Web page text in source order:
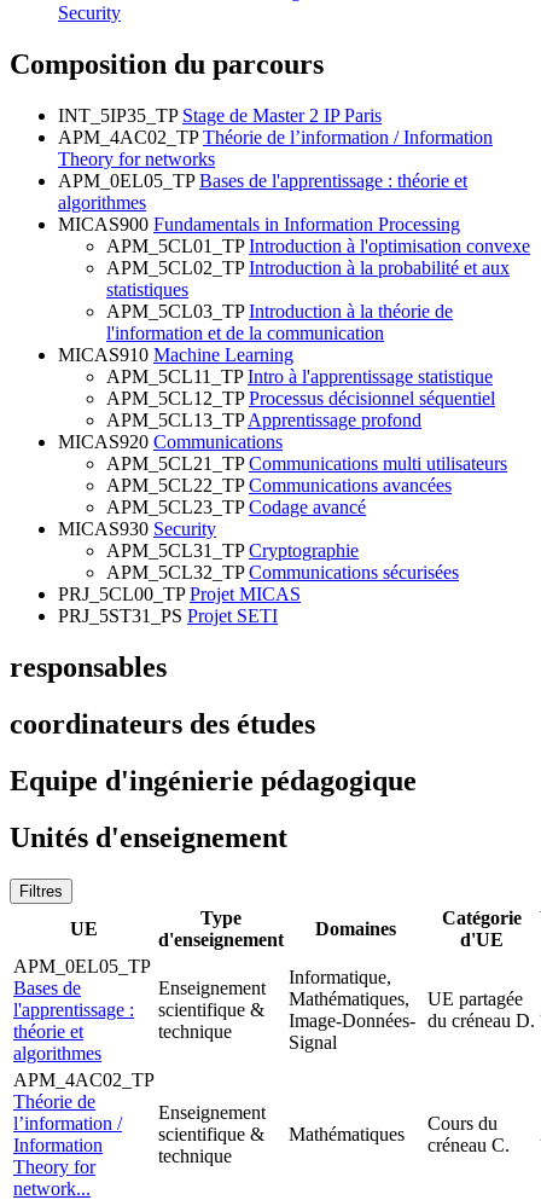
Security
Composition du parcours
INT_5IP35_TP Stage de Master 2 IP Paris
APM_4AC02_TP Théorie de l’information / Information
Theory for networks
APM_0EL05_TP Bases de l'apprentissage : théorie et
algorithmes
MICAS900 Fundamentals in Information Processing
APM_5CL01_TP Introduction à l'optimisation convexe
APM_5CL02_TP Introduction à la probabilité et aux
statistiques
APM_5CL03_TP Introduction à la théorie de
l'information et de la communication
MICAS910 Machine Learning
APM_5CL11_TP Intro à l'apprentissage statistique
APM_5CL12_TP Processus décisionnel séquentiel
APM_5CL13_TP Apprentissage profond
MICAS920 Communications
APM_5CL21_TP Communications multi utilisateurs
APM_5CL22_TP Communications avancées
APM_5CL23_TP Codage avancé
MICAS930 Security
APM_5CL31_TP Cryptographie
APM_5CL32_TP Communications sécurisées
PRJ_5CL00_TP Projet MICAS
PRJ_5ST31_PS Projet SETI
responsables
coordinateurs des études
Equipe d'ingénierie pédagogique
Unités d'enseignement
Filtres
UE
Type
d'enseignement
Domaines
Catégorie
d'UE
APM_0EL05_TP
Bases de
l'apprentissage :
théorie et
algorithmes
Enseignement
scientifique &
technique
Informatique,
Mathématiques,
Image-Données-
Signal
UE partagée
du créneau D.
APM_4AC02_TP
Théorie de
l’information /
Information
Theory for
network...
Enseignement
scientifique &
technique
Mathématiques
Cours du
créneau C.